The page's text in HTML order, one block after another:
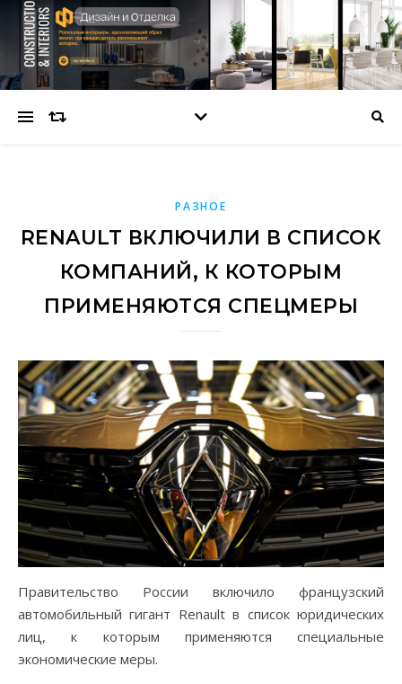
РАЗНОЕ
RENAULT ВКЛЮЧИЛИ В СПИСОК
КОМПАНИЙ, К КОТОРЫМ
ПРИМЕНЯЮТСЯ СПЕЦМЕРЫ
Правительство России включило французский
автомобильный гигант Renault в список юридических
лиц, к которым применяются специальные
экономические меры.